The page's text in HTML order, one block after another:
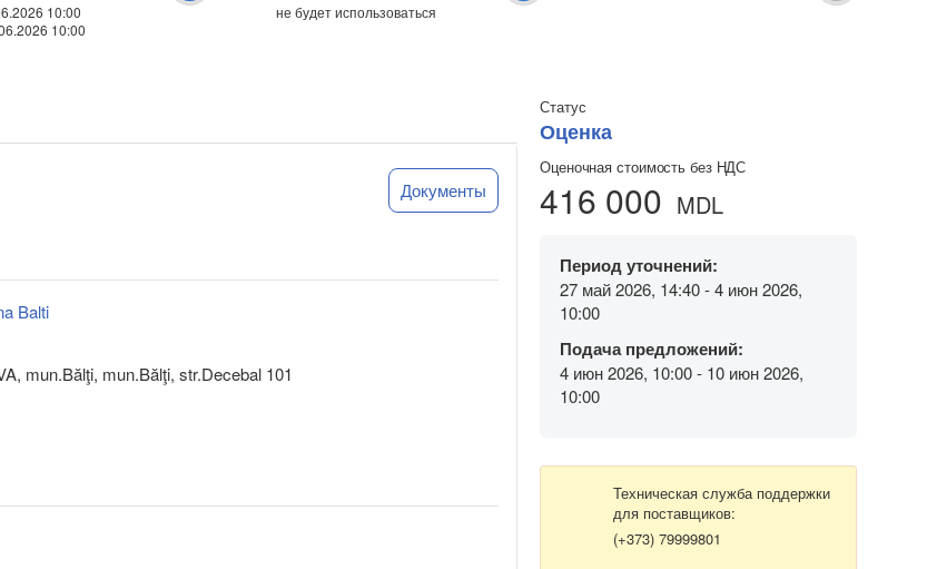
10:00
10:00
не будет использоваться
Статус
Оценка
Оценочная стоимость без НДС
416 000 MDL
Период уточнений:
27 май 2026, 14:40 - 4 июн 2026,
10:00
Подача предложений:
4 июн 2026, 10:00 - 10 июн 2026,
10:00
Техническая служба поддержки
для поставщиков:
(+373) 79999801
Документы
Balti
mun.Bălţi, mun.Bălţi, str.Decebal 101